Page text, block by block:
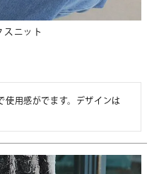
スニット
使用感がでます。デザインは